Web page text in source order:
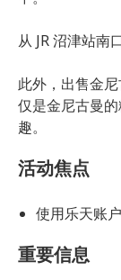
从 JR 沼津站南
此外，出售金
仅是金尼古曼
趣。
活动焦点
使用乐天账
重要信息